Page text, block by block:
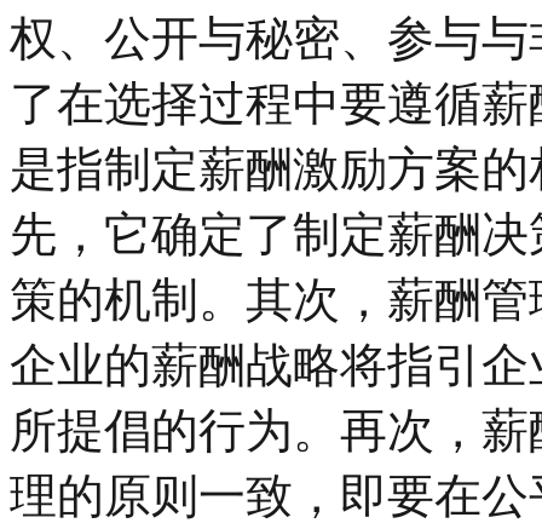
权、公开与秘密、参与
了在选择过程中要遵循
是指制定薪酬激励方案
先，它确定了制定薪酬
策的机制。其次，薪酬
企业的薪酬战略将指引
所提倡的行为。再次，
理的原则一致，即要在